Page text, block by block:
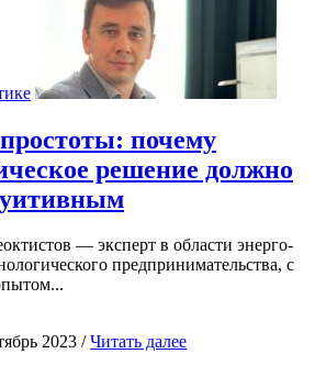
почему
решение должно
— эксперт в области энерго-
предпринимательства, с
2023 /Читать далее